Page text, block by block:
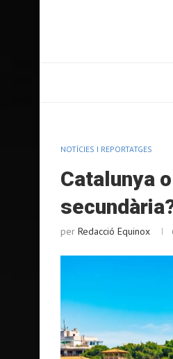
NOTÍCIES I REPORTATGES
Catalunya
per Redacció Equinox